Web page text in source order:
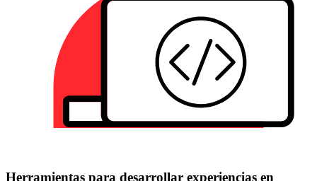
Herramientas para desarrollar experiencias en